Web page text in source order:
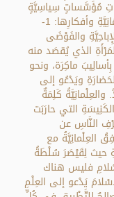
3- إِقامَةُ دَوْلَةٍ ذاتِ مُؤَسَّساتٍ سِياسِيَّةٍ
على أَساسٍ غَيْر دِينِيّ. ومِن مُعْتَقَداتِ العَلْمَانِيَّةِ وأفكارِها: 1-
والحَياةِ. 2- نَشْرُ الإِباحِيَّةِ والفَوْضَى
الذي يُقصَد منه
ماكِرَة، ونحو
ويَدْعُو إلى
والعِلْمانِيَّةُ كَلِمَةٌ
التي حارَبَت
النَّاسِ عن
العِلْمانِيَّةُ مع
حيث لِقَيْصَرَ سُلْطَةُ
فليس هناك
يَدْعو إلى العِلْمِ